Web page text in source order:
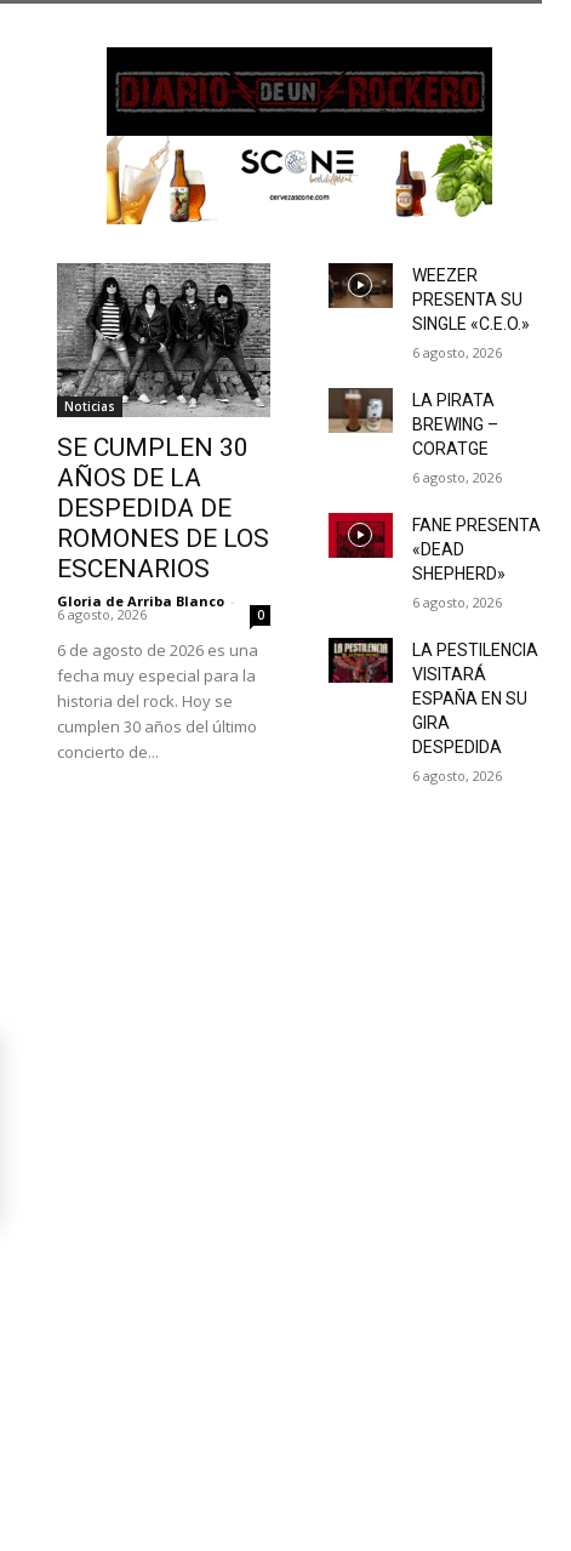
Noticias
SE CUMPLEN 30
AÑOS DE LA
DESPEDIDA DE
ROMONES DE LOS
ESCENARIOS
Gloria de Arriba Blanco -
6 agosto, 2026 0
6 de agosto de 2026 es una
fecha muy especial para la
historia del rock. Hoy se
cumplen 30 años del último
concierto de...
WEEZER
PRESENTA SU
SINGLE «C.E.O.»
6 agosto, 2026
LA PIRATA
BREWING –
CORATGE
6 agosto, 2026
FANE PRESENTA
«DEAD
SHEPHERD»
6 agosto, 2026
LA PESTILENCIA
VISITARÁ
ESPAÑA EN SU
GIRA
DESPEDIDA
6 agosto, 2026